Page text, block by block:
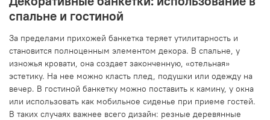
спальне и гостиной
За пределами прихожей банкетка теряет утилитарность и
становится полноценным элементом декора. В спальне, у
изножья кровати, она создает законченную, «отельная»
эстетику. На нее можно класть плед, подушки или одежду на
вечер. В гостиной банкетку можно поставить к камину, у окна
или использовать как мобильное сиденье при приеме гостей.
В таких случаях важнее всего дизайн: резные деревянные